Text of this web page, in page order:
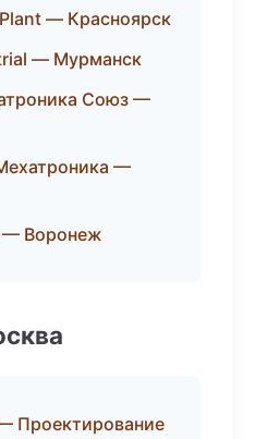
— Красноярск
— Мурманск
Союз —
—
— Воронеж
Проектирование